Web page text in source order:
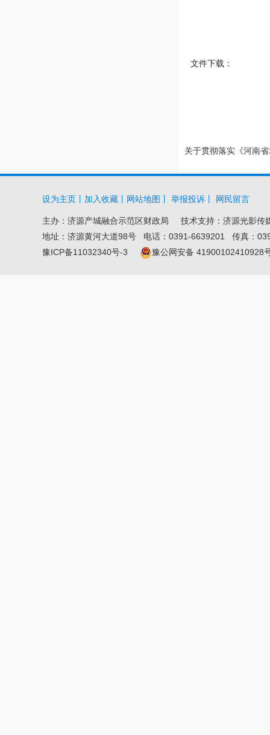
文件下载：
关于贯彻落实《河南
设为主页 加入收藏 网站地图 举报投诉 网民留言
主办： 济源产城融合示范区财政局 技术支持：济源光影
地址：济源黄河大道98号 电话：0391-6639201 传真：
豫ICP备11032340号-3
豫公网安备 41900102410928